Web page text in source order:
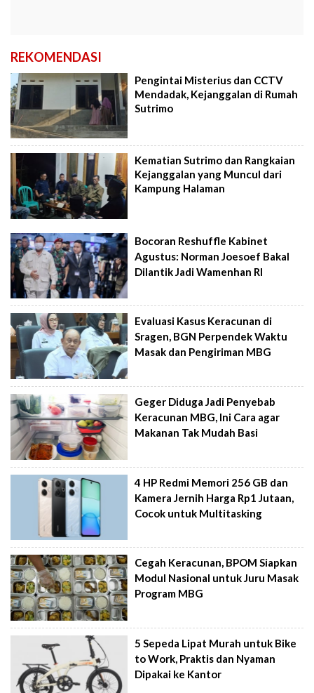
REKOMENDASI
Pengintai Misterius dan CCTV
Mendadak, Kejanggalan di Rumah
Sutrimo
Kematian Sutrimo dan Rangkaian
Kejanggalan yang Muncul dari
Kampung Halaman
Bocoran Reshuffle Kabinet
Agustus: Norman Joesoef Bakal
Dilantik Jadi Wamenhan RI
Evaluasi Kasus Keracunan di
Sragen, BGN Perpendek Waktu
Masak dan Pengiriman MBG
Geger Diduga Jadi Penyebab
Keracunan MBG, Ini Cara agar
Makanan Tak Mudah Basi
4 HP Redmi Memori 256 GB dan
Kamera Jernih Harga Rp1 Jutaan,
Cocok untuk Multitasking
Cegah Keracunan, BPOM Siapkan
Modul Nasional untuk Juru Masak
Program MBG
5 Sepeda Lipat Murah untuk Bike
to Work, Praktis dan Nyaman
Dipakai ke Kantor